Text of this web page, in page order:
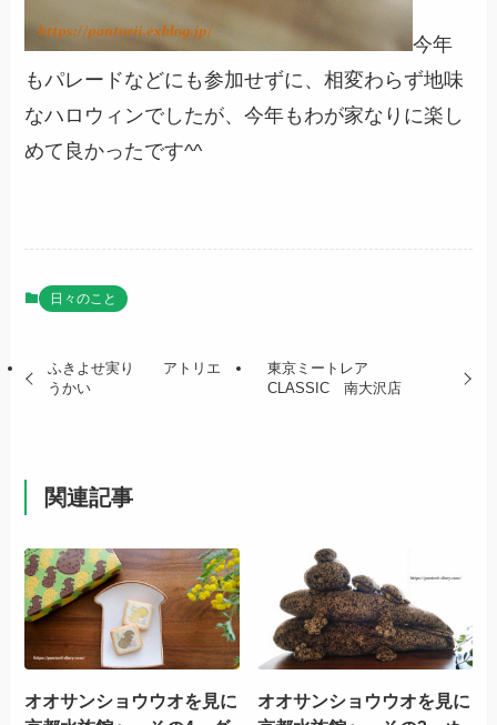
今年
もパレードなどにも参加せずに、相変わらず地味
なハロウィンでしたが、今年もわが家なりに楽し
めて良かったです^^
日々のこと
ふきよせ実り アトリエ
うかい
東京ミートレア
CLASSIC 南大沢店
関連記事
オオサンショウウオを見に
オオサンショウウオを見に